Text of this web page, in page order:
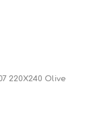
220X240 Olive